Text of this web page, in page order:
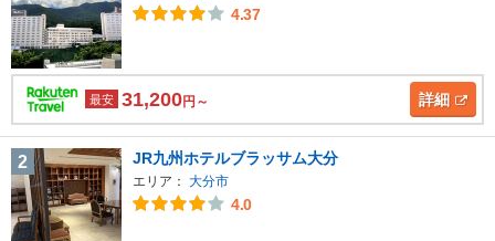
4.37
最安 31,200円～ 詳細
2 JR九州ホテルブラッサム大分
エリア： 大分市
4.0